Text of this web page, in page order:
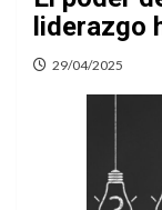
liderazgo
29/04/2025